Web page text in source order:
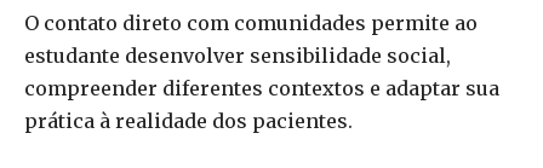
O contato direto com comunidades permite ao
estudante desenvolver sensibilidade social,
compreender diferentes contextos e adaptar sua
prática à realidade dos pacientes.